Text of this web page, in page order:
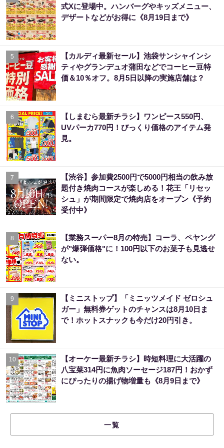
式Xに登場中。ハンバーグやキッズメニュー、
デザートなどがお得に《8月19日まで》
5
【カルディ最新セール】池袋サンシャインシ
ティやグランデュオ蒲田などでコーヒー豆特
価＆10％オフ。8月5日以降の実施店舗は？
6
【しまむら最新チラシ】ワンピース550円、
UVパーカ770円！びっくり価格のアイテム発
見。
7
【渋谷】参加費2500円で5000円相当の飲み放
題付き焼肉コースが楽しめる！花王「リセッ
シュ」が期間限定で焼肉店をオープン《予約
受付中》
8
【業務スーパー8月の特売】コーラ、ペヤング
が"爆弾価格"に！100円以下のお菓子も見逃せ
ない。
9
【ミニストップ】「ミニッツメイド ゼロシュ
ガー」無料券ゲットのチャンスは8月10日ま
で！ホットスナックも今だけ20円引き。
10
【オーケー最新チラシ】時短料理に大活躍の
八宝菜314円に魚肉ソーセージ187円！おかず
にぴったりの揚げ物増量も《8月9日まで》
一覧